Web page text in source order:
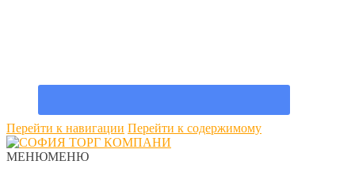
Перейти к навигации Перейти к содержимому
МЕНЮМЕНЮ